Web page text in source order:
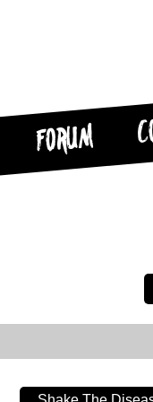
FORUM